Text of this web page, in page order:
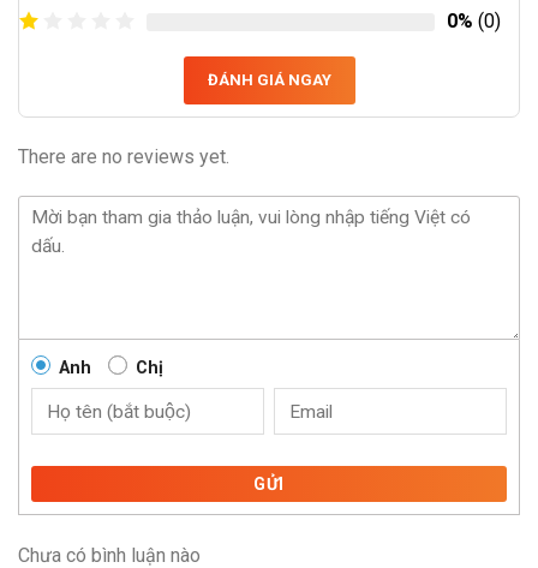
0% (0)
ĐÁNH GIÁ NGAY
There are no reviews yet.
Anh Chị
GỬI
Chưa có bình luận nào